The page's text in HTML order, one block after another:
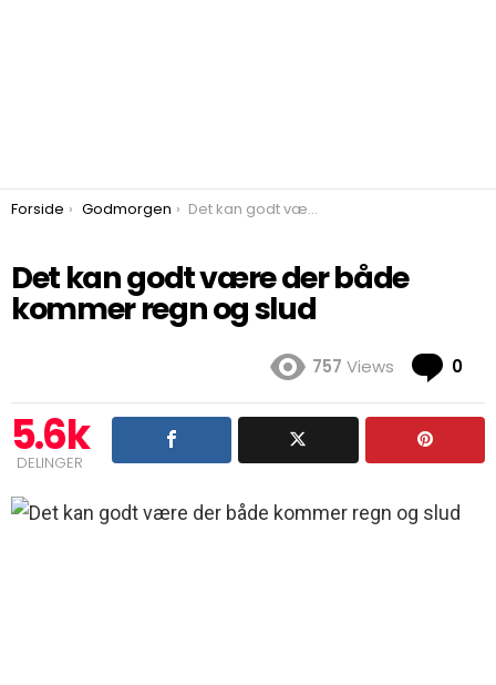
You are here:
Forside Godmorgen Det kan godt være der både kommer regn og slud
Det kan godt være der både
kommer regn og slud
757 Views 0
5.6k
DELINGER